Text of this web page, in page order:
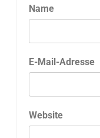
Name
E-Mail-Adresse
Website